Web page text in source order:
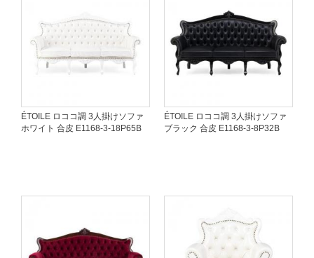
ÉTOILE ロココ調 3人掛けソファ
ホワイト 合皮 E1168-3-18P65B
ÉTOILE ロココ調 3人掛けソファ
ブラック 合皮 E1168-3-8P32B